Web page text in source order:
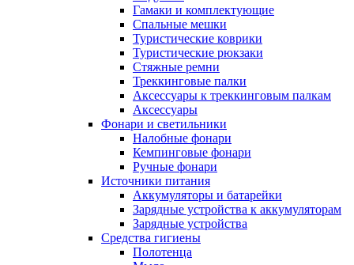
Гамаки и комплектующие
Спальные мешки
Туристические коврики
Туристические рюкзаки
Стяжные ремни
Треккинговые палки
Аксессуары к треккинговым палкам
Аксессуары
Фонари и светильники
Налобные фонари
Кемпинговые фонари
Ручные фонари
Источники питания
Аккумуляторы и батарейки
Зарядные устройства к аккумуляторам
Зарядные устройства
Средства гигиены
Полотенца